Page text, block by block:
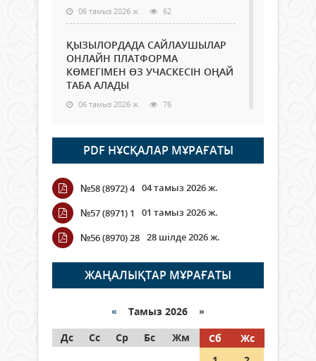
06 тамыз 2026 ж. 62
ҚЫЗЫЛОРДАДА САЙЛАУШЫЛАР
ОНЛАЙН ПЛАТФОРМА
КӨМЕГІМЕН ӨЗ УЧАСКЕСІН ОҢАЙ
ТАБА АЛАДЫ
06 тамыз 2026 ж. 76
Open Air: Қызылорда облысы
полиция департаменті 20
мыңнан астам көрерменнің
қауіпсіздігін қамтамасыз етті
06 тамыз 2026 ж.
Wi-Fi ҚАБЫРҒА АРҚЫЛЫ ҚАЛАЙ
ӨТЕДІ?
06 тамыз 2026 ж. 254
граждане Казахстана,
05 тамыз 2026 ж. 133
PDF НҰСҚАЛАР МҰРАҒАТЫ
№58 (8972) 4 04 тамыз 2026 ж.
№57 (8971) 1
01 тамыз 2026 ж.
№56 (8970) 28 28 шілде 2026 ж.
ЖАҢАЛЫҚТАР МҰРАҒАТЫ
« Тамыз 2026 »
Дс
Сс Ср Бс Жм Сб
Жс